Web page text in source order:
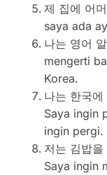
제 집에 어
saya ada
나는 영어
mengerti
Korea.
나는 한국
Saya ingin
ingin pergi.
저는 김밥
Saya ingin